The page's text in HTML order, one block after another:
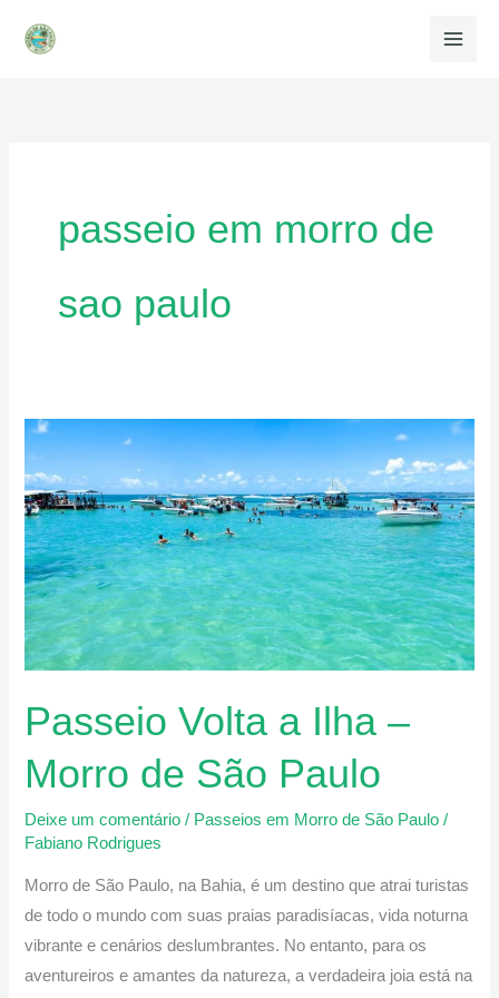
para
passeio em morro de
sao paulo
Passeio Volta a Ilha –
Morro de São Paulo
Deixe um comentário / Passeios em Morro de São Paulo /
Fabiano Rodrigues
Morro de São Paulo, na Bahia, é um destino que atrai turistas
de todo o mundo com suas praias paradisíacas, vida noturna
vibrante e cenários deslumbrantes. No entanto, para os
aventureiros e amantes da natureza, a verdadeira joia está na
Passeio
a
Ilha
–
Morro
de
São
Paulo